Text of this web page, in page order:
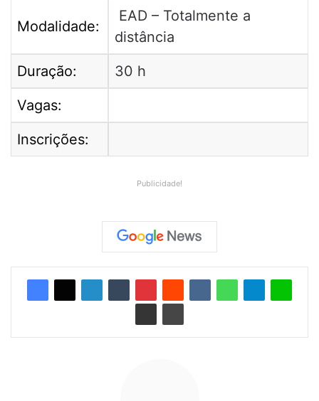
Modalidade:
EAD – Totalmente a
distância
Duração:
30 h
Vagas:
Inscrições:
Publicidade!